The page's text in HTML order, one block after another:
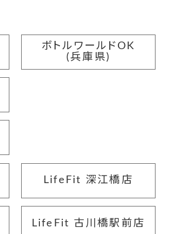
ボトルワールドOK
(兵庫県)
LifeFit 深江橋店
LifeFit 古川橋駅前店